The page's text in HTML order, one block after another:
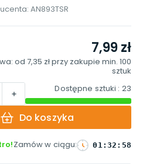
AN893TSR
7,99 zł
od 7,35 złprzy zakupie min. 100
sztuk
Dostępne sztuki : 23
Do koszyka
Zamów w ciągu: 01: 32 : 57